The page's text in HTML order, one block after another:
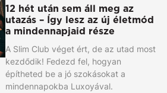
12 hét után sem áll meg az
utazás – Így lesz az új életmód
a mindennapjaid része
A Slim Club véget ért, de az utad most
kezdődik! Fedezd fel, hogyan
építheted be a jó szokásokat a
mindennapokba Luxoyával.